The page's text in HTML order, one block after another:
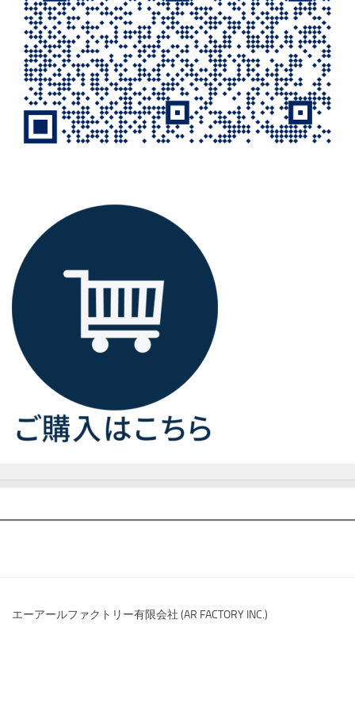
エーアールファクトリー有限会社 (AR FACTORY INC.)